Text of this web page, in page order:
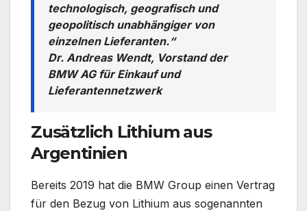
technologisch, geografisch und
geopolitisch unabhängiger von
einzelnen Lieferanten.“
Dr. Andreas Wendt, Vorstand der
BMW AG für Einkauf und
Lieferantennetzwerk
Zusätzlich Lithium aus
Argentinien
Bereits 2019 hat die BMW Group einen Vertrag
für den Bezug von Lithium aus sogenannten